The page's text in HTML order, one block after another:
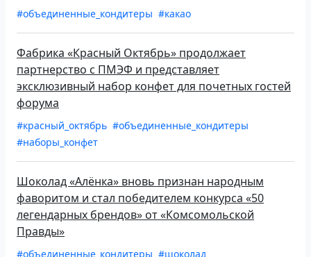
#объединенные_кондитеры #какао
Фабрика «Красный Октябрь» продолжает
партнерство с ПМЭФ и представляет
эксклюзивный набор конфет для почетных гостей
форума
#красный_октябрь #объединенные_кондитеры
#наборы_конфет
Шоколад «Алёнка» вновь признан народным
фаворитом и стал победителем конкурса «50
легендарных брендов» от «Комсомольской
Правды»
#объединенные_кондитеры #шоколад